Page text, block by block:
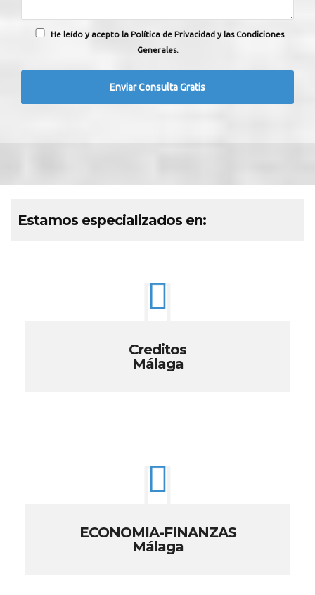
He leído y acepto la Política de Privacidad y las Condiciones
Generales.
Estamos especializados en:
Creditos
Málaga
ECONOMIA-FINANZAS
Málaga